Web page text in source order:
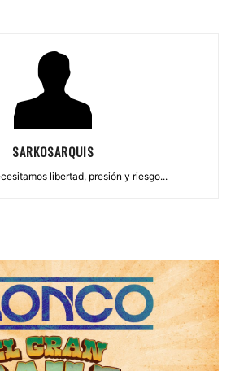
SARKOSARQUIS
libertad, presión y riesgo...